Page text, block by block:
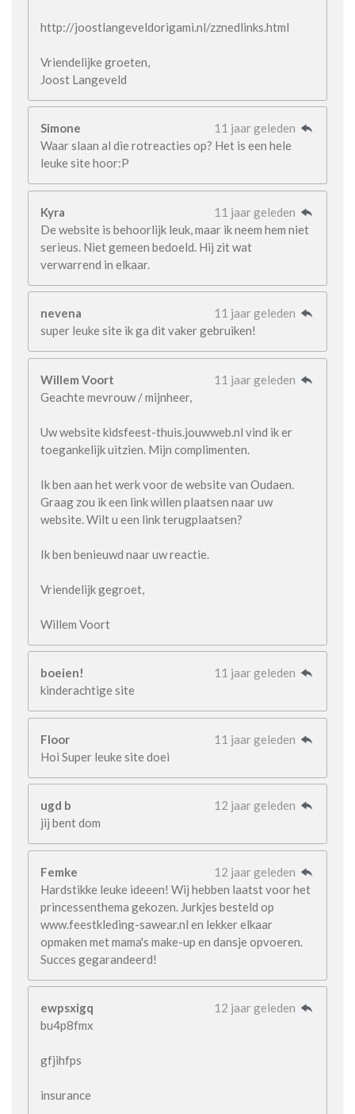
http://joostlangeveldorigami.nl/zznedlinks.html
Vriendelijke groeten,
Joost Langeveld
Simone
11 jaar geleden
Waar slaan al die rotreacties op? Het is een hele
leuke site hoor:P
Kyra
11 jaar geleden
De website is behoorlijk leuk, maar ik neem hem niet
serieus. Niet gemeen bedoeld. Hij zit wat
verwarrend in elkaar.
nevena
11 jaar geleden
super leuke site ik ga dit vaker gebruiken!
Willem Voort
11 jaar geleden
Geachte mevrouw / mijnheer,
Uw website kidsfeest-thuis.jouwweb.nl vind ik er
toegankelijk uitzien. Mijn complimenten.
Ik ben aan het werk voor de website van Oudaen.
Graag zou ik een link willen plaatsen naar uw
website. Wilt u een link terugplaatsen?
Ik ben benieuwd naar uw reactie.
Vriendelijk gegroet,
Willem Voort
boeien!
11 jaar geleden
kinderachtige site
Floor
11 jaar geleden
Hoi Super leuke site doei
ugd b
12 jaar geleden
jij bent dom
Femke
12 jaar geleden
Hardstikke leuke ideeen! Wij hebben laatst voor het
princessenthema gekozen. Jurkjes besteld op
www.feestkleding-sawear.nl en lekker elkaar
opmaken met mama's make-up en dansje opvoeren.
Succes gegarandeerd!
ewpsxigq
12 jaar geleden
bu4p8fmx
gfjihfps
insurance